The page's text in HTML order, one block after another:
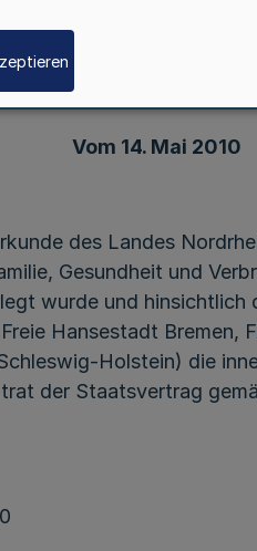
Vom 14. Mai 2010
des Landes
Gesundheit und
wurde und hinsichtlich
Hansestadt Bremen,
Holstein) die
der Staatsvertrag